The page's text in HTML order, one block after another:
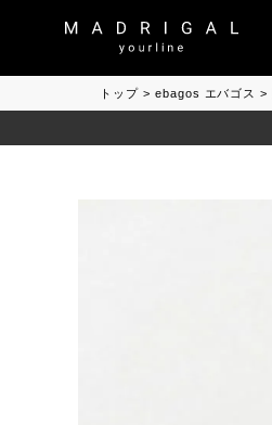
トップ ebagos エバゴス